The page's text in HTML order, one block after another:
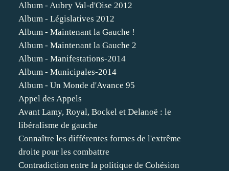
Album - Aubry Val-d'Oise 2012
Album - Législatives 2012
Album - Maintenant la Gauche !
Album - Maintenant la Gauche 2
Album - Manifestations-2014
Album - Municipales-2014
Album - Un Monde d'Avance 95
Appel des Appels
Avant Lamy, Royal, Bockel et Delanoë : le
libéralisme de gauche
Connaître les différentes formes de l'extrême
droite pour les combattre
Contradiction entre la politique de Cohésion